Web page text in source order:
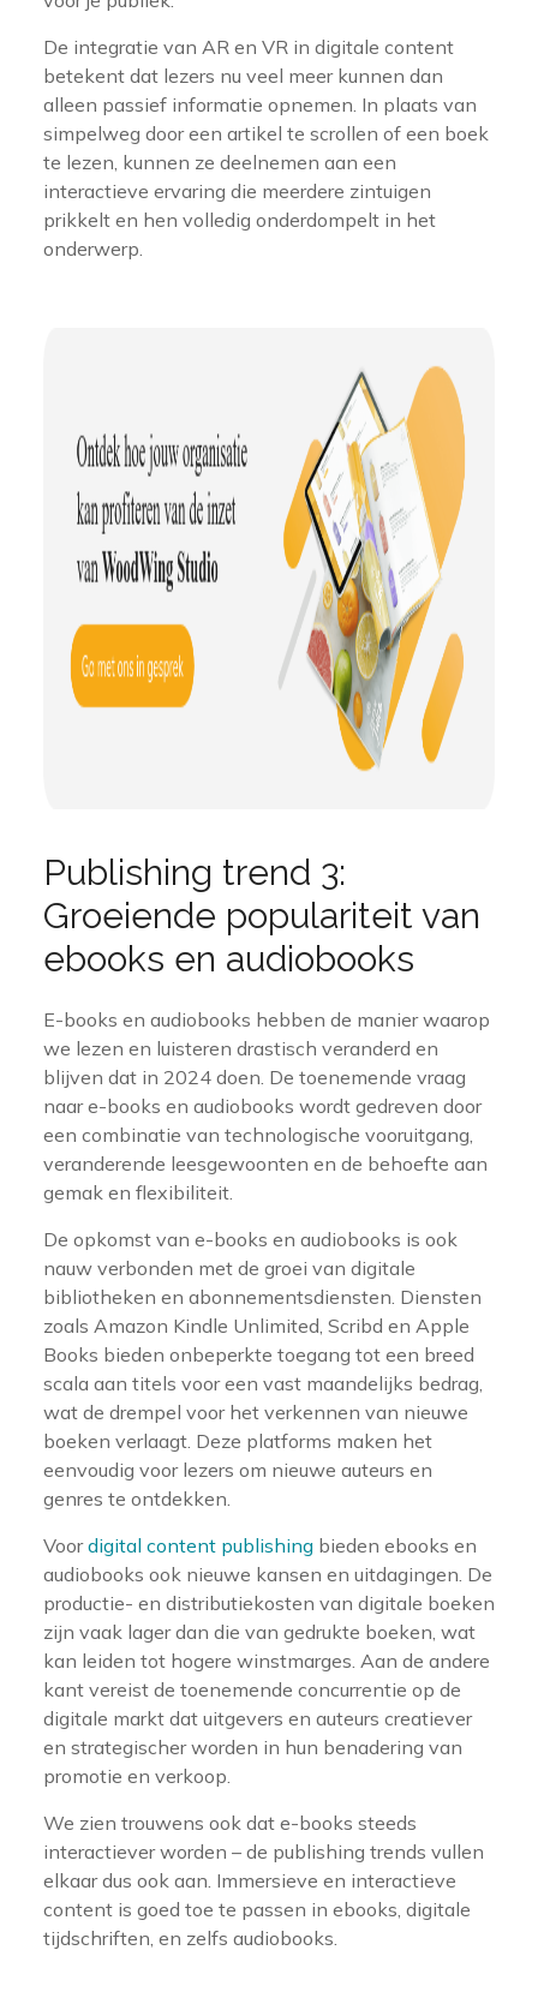
De integratie van AR en VR in digitale content
betekent dat lezers nu veel meer kunnen dan
alleen passief informatie opnemen. In plaats van
simpelweg door een artikel te scrollen of een boek
te lezen, kunnen ze deelnemen aan een
interactieve ervaring die meerdere zintuigen
prikkelt en hen volledig onderdompelt in het
onderwerp.
Publishing trend 3:
Groeiende populariteit van
ebooks en audiobooks
E-books en audiobooks hebben de manier waarop
we lezen en luisteren drastisch veranderd en
blijven dat in 2024 doen. De toenemende vraag
naar e-books en audiobooks wordt gedreven door
een combinatie van technologische vooruitgang,
veranderende leesgewoonten en de behoefte aan
gemak en flexibiliteit.
De opkomst van e-books en audiobooks is ook
nauw verbonden met de groei van digitale
bibliotheken en abonnementsdiensten. Diensten
zoals Amazon Kindle Unlimited, Scribd en Apple
Books bieden onbeperkte toegang tot een breed
scala aan titels voor een vast maandelijks bedrag,
wat de drempel voor het verkennen van nieuwe
boeken verlaagt. Deze platforms maken het
eenvoudig voor lezers om nieuwe auteurs en
genres te ontdekken.
Voordigital content publishing bieden ebooks en
audiobooks ook nieuwe kansen en uitdagingen. De
productie- en distributiekosten van digitale boeken
zijn vaak lager dan die van gedrukte boeken, wat
kan leiden tot hogere winstmarges. Aan de andere
kant vereist de toenemende concurrentie op de
digitale markt dat uitgevers en auteurs creatiever
en strategischer worden in hun benadering van
promotie en verkoop.
We zien trouwens ook dat e-books steeds
interactiever worden – de publishing trends vullen
elkaar dus ook aan. Immersieve en interactieve
content is goed toe te passen in ebooks, digitale
tijdschriften, en zelfs audiobooks.